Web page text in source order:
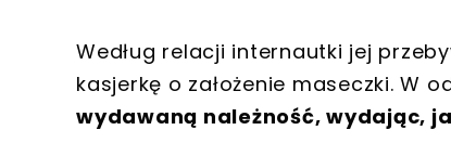
Według relacji internautki jej
kasjerkę o założenie maseczki. W
wydawaną należność, wydając,